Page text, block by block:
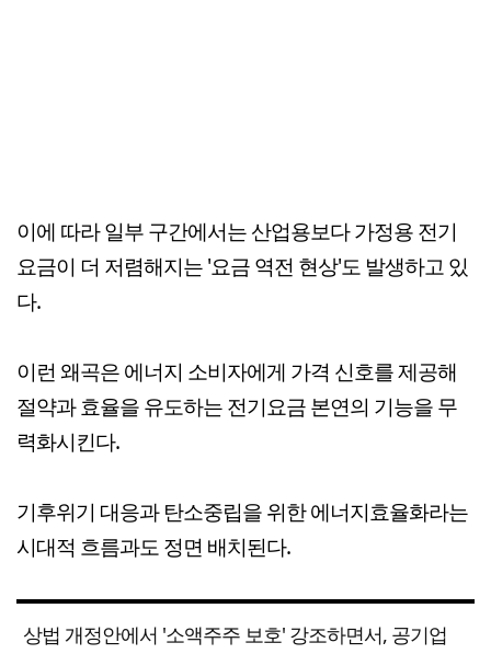
이에 따라 일부 구간에서는 산업용보다 가정용 전기
요금이 더 저렴해지는 '요금 역전 현상'도 발생하고 있
다.
이런 왜곡은 에너지 소비자에게 가격 신호를 제공해
절약과 효율을 유도하는 전기요금 본연의 기능을 무
력화시킨다.
기후위기 대응과 탄소중립을 위한 에너지효율화라는
시대적 흐름과도 정면 배치된다.
상법 개정안에서 '소액주주 보호' 강조하면서, 공기업